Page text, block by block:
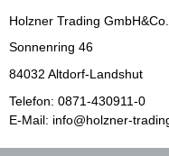
Holzner Trading
Sonnenring 46
84032 Altdorf-Landshut
Telefon: 0871-430911-0
E-Mail: info@holzner-